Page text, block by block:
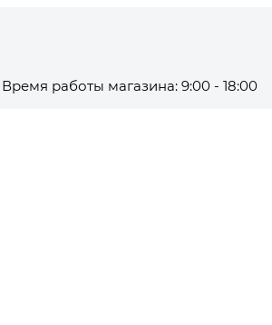
Время работы магазина: 9:00 - 18:00